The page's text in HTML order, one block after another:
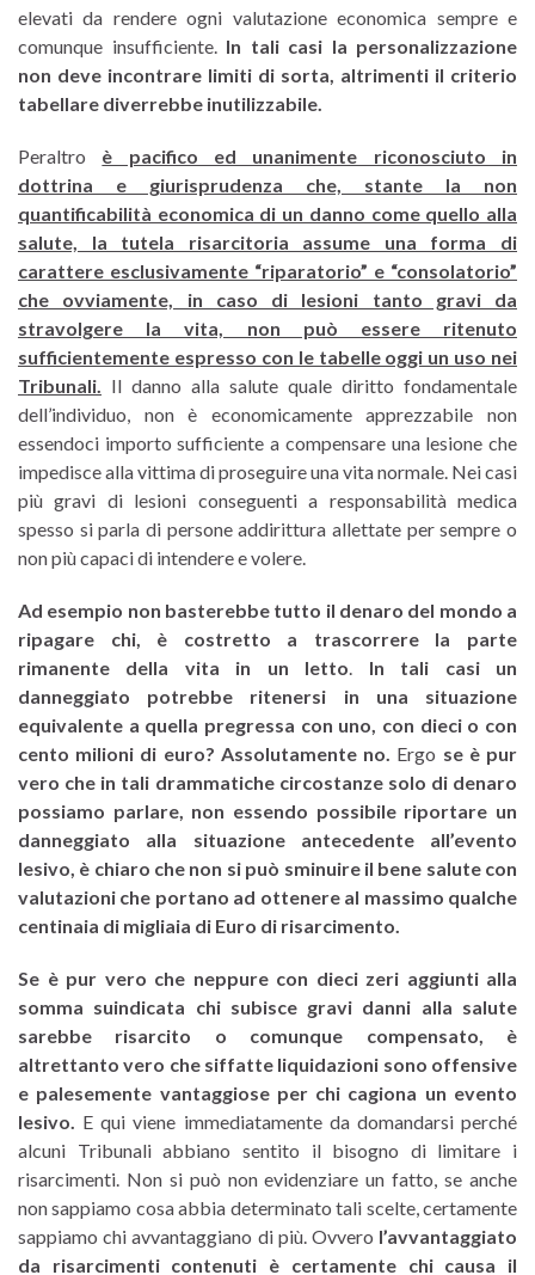
elevati da rendere ogni valutazione economica sempre e
comunque insufficiente. In tali casi la personalizzazione
non deve incontrare limiti di sorta, altrimenti il criterio
tabellare diverrebbe inutilizzabile.
Peraltro è pacifico ed unanimente riconosciuto in
dottrina e giurisprudenza che, stante la non
quantificabilità economica di un danno come quello alla
salute, la tutela risarcitoria assume una forma di
carattere esclusivamente “riparatorio” e “consolatorio”
che ovviamente, in caso di lesioni tanto gravi da
stravolgere la vita, non può essere ritenuto
sufficientemente espresso con le tabelle oggi un uso nei
Tribunali. Il danno alla salute quale diritto fondamentale
dell’individuo, non è economicamente apprezzabile non
essendoci importo sufficiente a compensare una lesione che
impedisce alla vittima di proseguire una vita normale. Nei casi
più gravi di lesioni conseguenti a responsabilità medica
spesso si parla di persone addirittura allettate per sempre o
non più capaci di intendere e volere.
Ad esempio non basterebbe tutto il denaro del mondo a
ripagare chi, è costretto a trascorrere la parte
rimanente della vita in un letto. In tali casi un
danneggiato potrebbe ritenersi in una situazione
equivalente a quella pregressa con uno, con dieci o con
cento milioni di euro? Assolutamente no. Ergo se è pur
vero che in tali drammatiche circostanze solo di denaro
possiamo parlare, non essendo possibile riportare un
danneggiato alla situazione antecedente all’evento
lesivo, è chiaro che non si può sminuire il bene salute con
valutazioni che portano ad ottenere al massimo qualche
centinaia di migliaia di Euro di risarcimento.
Se è pur vero che neppure con dieci zeri aggiunti alla
somma suindicata chi subisce gravi danni alla salute
sarebbe risarcito o comunque compensato, è
altrettanto vero che siffatte liquidazioni sono offensive
e palesemente vantaggiose per chi cagiona un evento
lesivo. E qui viene immediatamente da domandarsi perché
alcuni Tribunali abbiano sentito il bisogno di limitare i
risarcimenti. Non si può non evidenziare un fatto, se anche
non sappiamo cosa abbia determinato tali scelte, certamente
sappiamo chi avvantaggiano di più. Ovvero l’avvantaggiato
da risarcimenti contenuti è certamente chi causa il